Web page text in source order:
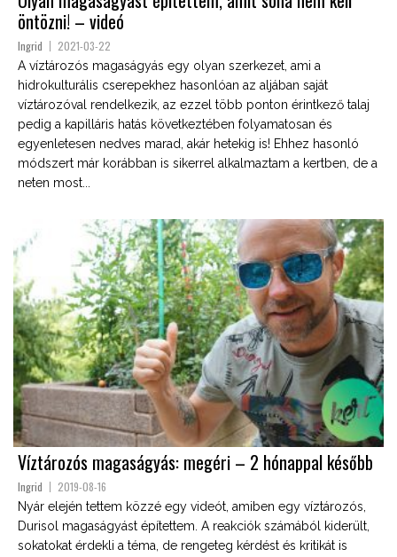
öntözni! – videó
Ingrid 2021-03-22
A víztározós magaságyás egy olyan szerkezet, ami a
hidrokulturális cserepekhez hasonlóan az aljában saját
víztározóval rendelkezik, az ezzel több ponton érintkező talaj
pedig a kapilláris hatás következtében folyamatosan és
egyenletesen nedves marad, akár hetekig is! Ehhez hasonló
módszert már korábban is sikerrel alkalmaztam a kertben, de a
neten most...
Víztározós magaságyás: megéri – 2 hónappal később
Ingrid 2019-08-16
Nyár elején tettem közzé egy videót, amiben egy víztározós,
Durisol magaságyást építettem. A reakciók számából kiderült,
sokatokat érdekli a téma, de rengeteg kérdést és kritikát is